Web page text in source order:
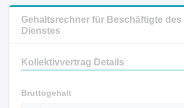
Gehaltsrechner für Beschäftigte
Dienstes
Kollektivvertrag Details
Bruttogehalt